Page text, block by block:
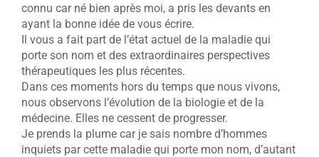
connu car né bien après moi, a pris les devants en
ayant la bonne idée de vous écrire.
Il vous a fait part de l’état actuel de la maladie qui
porte son nom et des extraordinaires perspectives
thérapeutiques les plus récentes.
Dans ces moments hors du temps que nous vivons,
nous observons l’évolution de la biologie et de la
médecine. Elles ne cessent de progresser.
Je prends la plume car je sais nombre d’hommes
inquiets par cette maladie qui porte mon nom, d’autant